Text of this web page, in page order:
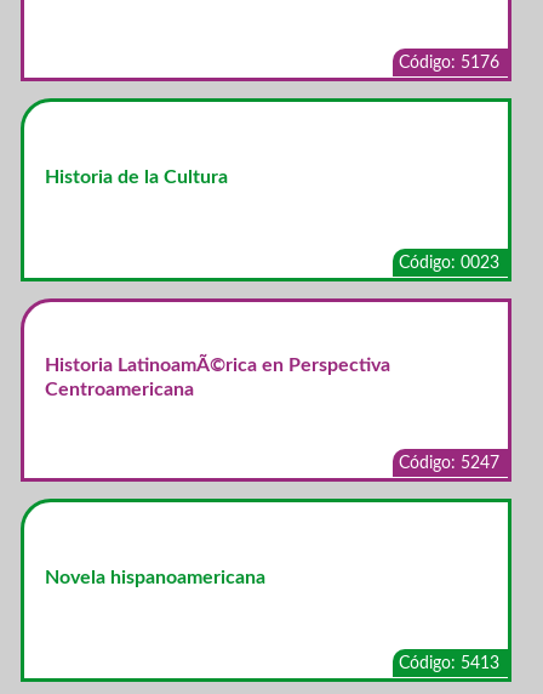
Código: 5176
Historia de la Cultura
Código: 0023
Historia LatinoamÃ©rica en Perspectiva
Centroamericana
Código: 5247
Novela hispanoamericana
Código: 5413